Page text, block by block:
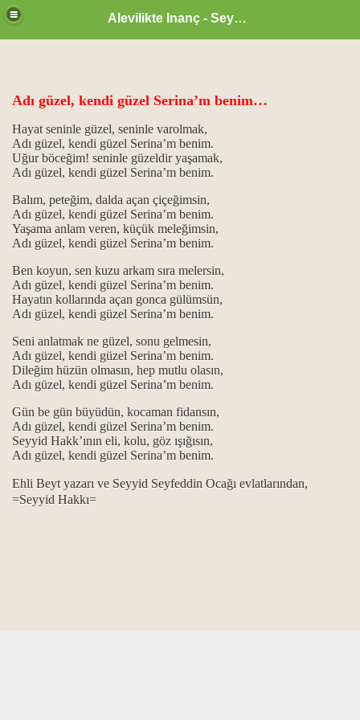
Alevilikte Inanç - Seyyid Hakkı
Adı güzel, kendi güzel Serina’m benim…
Hayat seninle güzel, seninle varolmak,
Adı güzel, kendi güzel Serina’m benim.
Uğur böceğim! seninle güzeldir yaşamak,
Adı güzel, kendi güzel Serina’m benim.
Balım, peteğim, dalda açan çiçeğimsin,
Adı güzel, kendi güzel Serina’m benim.
Yaşama anlam veren, küçük meleğimsin,
Adı güzel, kendi güzel Serina’m benim.
Ben koyun, sen kuzu arkam sıra melersin,
Adı güzel, kendi güzel Serina’m benim.
Hayatın kollarında açan gonca gülümsün,
Adı güzel, kendi güzel Serina’m benim.
Seni anlatmak ne güzel, sonu gelmesin,
Adı güzel, kendi güzel Serina’m benim.
Dileğim hüzün olmasın, hep mutlu olasın,
Adı güzel, kendi güzel Serina’m benim.
Gün be gün büyüdün, kocaman fidansın,
Adı güzel, kendi güzel Serina’m benim.
Seyyid Hakk’ının eli, kolu, göz ışığısın,
Adı güzel, kendi güzel Serina’m benim.
Ehli Beyt yazarı ve Seyyid Seyfeddin Ocağı evlatlarından,
=Seyyid Hakkı=
ile cefa…
ı Resulüz…
ı alemde...